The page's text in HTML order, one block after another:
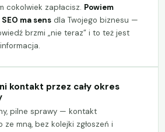
cokolwiek zapłacisz. Powiem
ma sens dla Twojego biznesu —
brzmi „nie teraz” i to też jest
kontakt przez cały okres
pilne sprawy — kontakt
mną, bez kolejki zgłoszeń i